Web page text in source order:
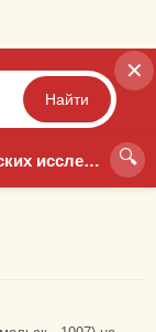
Цавнер - Центр генеалогических исследований 🔍
✕
Найти